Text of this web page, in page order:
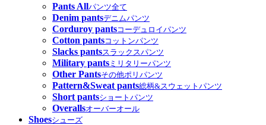
Pants Allパンツ全て
Denim pantsデニムパンツ
Corduroy pantsコーデュロイパンツ
Cotton pantsコットンパンツ
Slacks pantsスラックスパンツ
Military pants ミリタリーパンツ
Other Pantsその他ポリパンツ
Pattern&Sweat pants総柄&スウェットパンツ
Short pantsショートパンツ
Overallsオーバーオール
Shoesシューズ